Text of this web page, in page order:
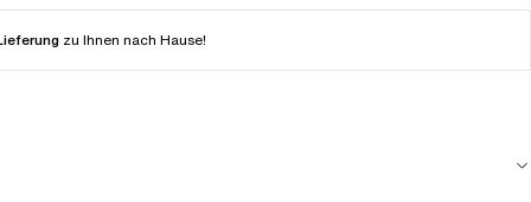
zu Ihnen nach Hause!